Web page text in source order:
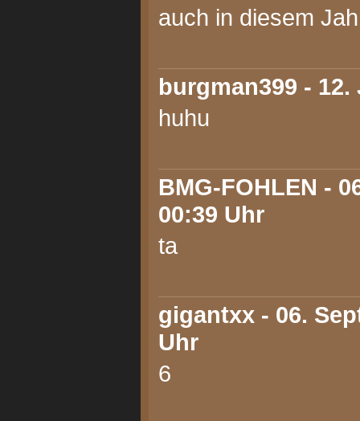
auch in diesem
burgman399 - 12.
huhu
BMG-FOHLEN -
00:39 Uhr
ta
gigantxx - 06.
Uhr
6